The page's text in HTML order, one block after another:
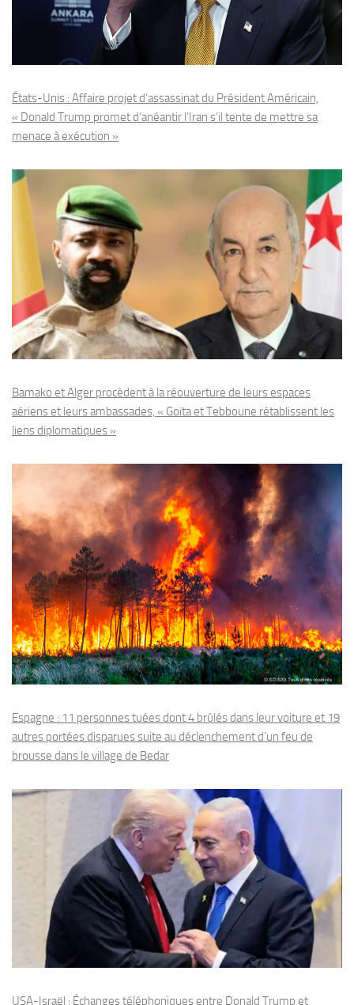
États-Unis : Affaire projet d’assassinat du Président Américain,
« Donald Trump promet d’anéantir l’Iran s’il tente de mettre sa
menace à exécution »
Bamako et Alger procèdent à la réouverture de leurs espaces
aériens et leurs ambassades, « Goïta et Tebboune rétablissent les
liens diplomatiques »
Espagne : 11 personnes tuées dont 4 brûlés dans leur voiture et 19
autres portées disparues suite au déclenchement d’un feu de
brousse dans le village de Bedar
USA-Israël : Échanges téléphoniques entre Donald Trump et